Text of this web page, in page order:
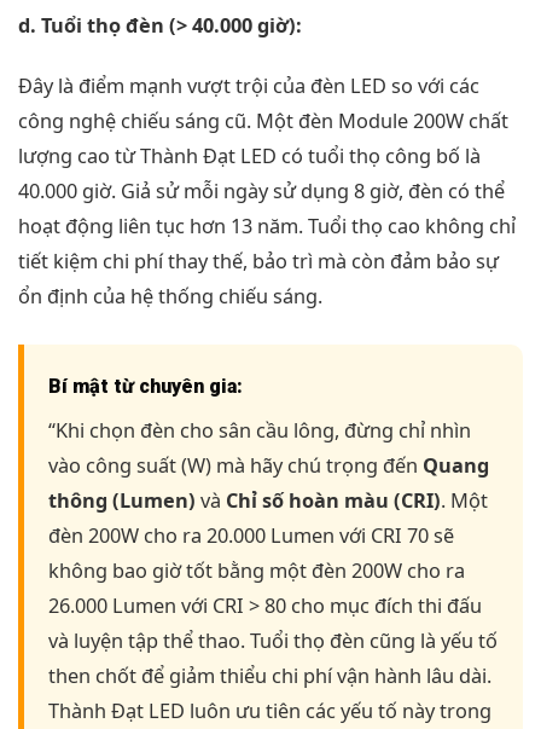
d. Tuổi thọ đèn (> 40.000 giờ):
Đây là điểm mạnh vượt trội của đèn LED so với các
công nghệ chiếu sáng cũ. Một đèn Module 200W chất
lượng cao từ Thành Đạt LED có tuổi thọ công bố là
40.000 giờ. Giả sử mỗi ngày sử dụng 8 giờ, đèn có thể
hoạt động liên tục hơn 13 năm. Tuổi thọ cao không chỉ
tiết kiệm chi phí thay thế, bảo trì mà còn đảm bảo sự
ổn định của hệ thống chiếu sáng.
Bí mật từ chuyên gia:
“Khi chọn đèn cho sân cầu lông, đừng chỉ nhìn
vào công suất (W) mà hãy chú trọng đến Quang
thông (Lumen) và Chỉ số hoàn màu (CRI). Một
đèn 200W cho ra 20.000 Lumen với CRI 70 sẽ
không bao giờ tốt bằng một đèn 200W cho ra
26.000 Lumen với CRI > 80 cho mục đích thi đấu
và luyện tập thể thao. Tuổi thọ đèn cũng là yếu tố
then chốt để giảm thiểu chi phí vận hành lâu dài.
Thành Đạt LED luôn ưu tiên các yếu tố này trong